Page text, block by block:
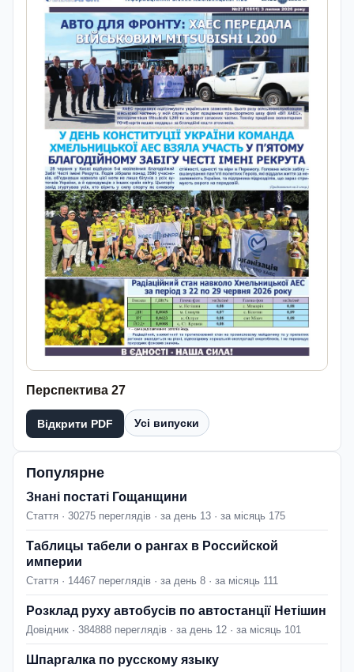
Перспектива 27
Відкрити PDF Усі випуски
Популярне
Знані постаті Гощанщини
Стаття · 30275 переглядів · за день 13 · за місяць 175
Таблицы табели о рангах в Российской
империи
Стаття · 14467 переглядів · за день 8 · за місяць 111
Розклад руху автобусів по автостанції Нетішин
Довідник · 384888 переглядів · за день 12 · за місяць 101
Шпаргалка по русскому языку